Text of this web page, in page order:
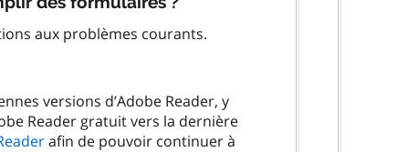
aux problèmes courants.
versions d’Adobe Reader, y
Reader gratuit vers la dernière
afin de pouvoir continuer à